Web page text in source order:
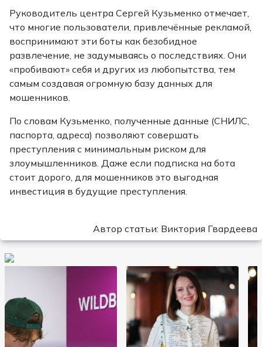
Руководитель центра Сергей Кузьменко отмечает,
что многие пользователи, привлечённые рекламой,
воспринимают эти боты как безобидное
развлечение, не задумываясь о последствиях. Они
«пробивают» себя и других из любопытства, тем
самым создавая огромную базу данных для
мошенников.
По словам Кузьменко, полученные данные (СНИЛС,
паспорта, адреса) позволяют совершать
преступления с минимальным риском для
злоумышленников. Даже если подписка на бота
стоит дорого, для мошенников это выгодная
инвестиция в будущие преступления.
Автор статьи: Виктория Гвардеева